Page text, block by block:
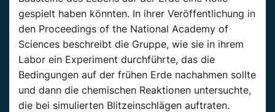
gespielt haben könnten. In ihrer Veröffentlichung in
den Proceedings of the National Academy of
Sciences beschreibt die Gruppe, wie sie in ihrem
Labor ein Experiment durchführte, das die
Bedingungen auf der frühen Erde nachahmen sollte
und dann die chemischen Reaktionen untersuchte,
die bei simulierten Blitzeinschlägen auftraten.